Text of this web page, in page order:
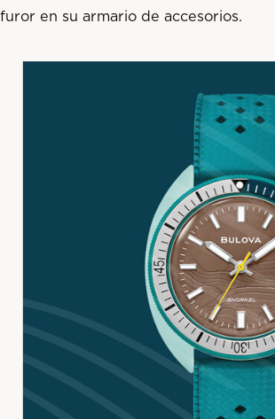
en su armario de accesorios.